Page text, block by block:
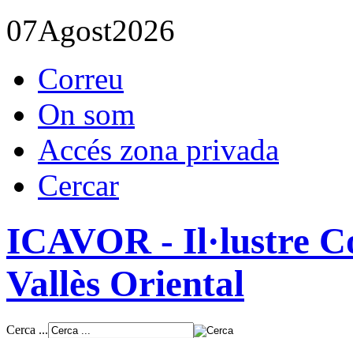
07Agost2026
Correu
On som
Accés zona privada
Cercar
ICAVOR - Il·lustre
Vallès Oriental
Cerca ...